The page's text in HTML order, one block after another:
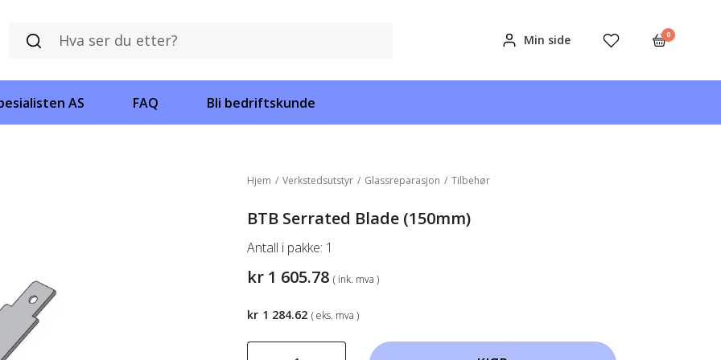
Min side 0
AS FAQ Bli bedriftskunde
Hjem / Verkstedsutstyr / Glassreparasjon / Tilbehør
BTB Serrated Blade (150mm)
kr 1 605.78 ( ink. mva )
Antall i pakke: 1
kr 1 284.62 ( eks. mva )